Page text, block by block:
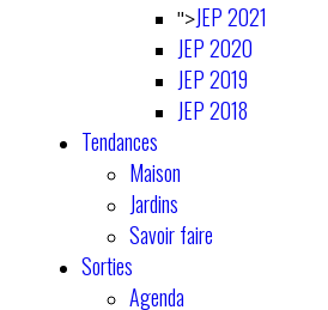
">JEP 2021
JEP 2020
JEP 2019
JEP 2018
Tendances
Maison
Jardins
Savoir faire
Sorties
Agenda